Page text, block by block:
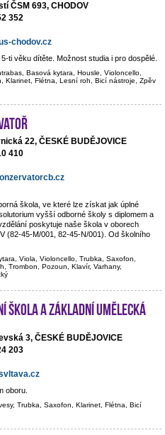
ČSM 693, CHODOV
352
chodov.cz
ti věku dítěte. Možnost studia i pro dospělé.
Basová kytara, Housle, Violoncello,
Klarinet, Flétna, Lesní roh, Bicí nástroje, Zpěv
22, ČESKÉ BUDĚJOVICE
410
škola, ve které lze získat jak úplné
vyšší odborné školy s diplomem a
poskytuje naše škola v oborech
(82-45-M/001, 82-45-N/001). Od školního
Viola, Violoncello, Trubka, Saxofon,
Trombon, Pozoun, Klavír, Varhany,
škola a základní umělecká
3, ČESKÉ BUDĚJOVICE
203
oboru.
Trubka, Saxofon, Klarinet, Flétna, Bicí